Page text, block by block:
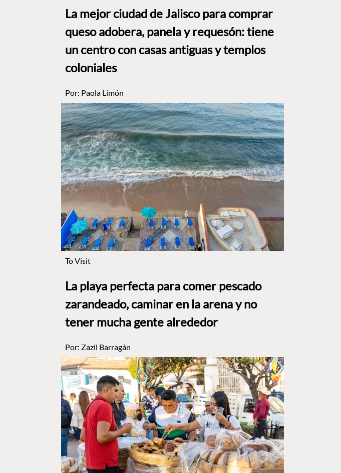
La mejor ciudad de Jalisco para comprar
queso adobera, panela y requesón: tiene
un centro con casas antiguas y templos
coloniales
Por: Paola Limón
To Visit
La playa perfecta para comer pescado
zarandeado, caminar en la arena y no
tener mucha gente alrededor
Por: Zazil Barragán